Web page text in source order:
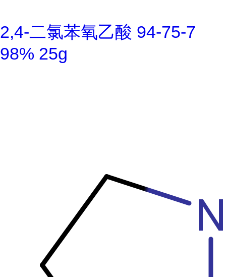
2,4-二氯苯氧乙酸 94-75-7
98% 25g